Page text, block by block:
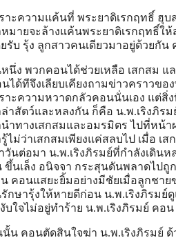
าะความแค้นที่ พระยาดิเรกฤทธิ์ ฮุ
มายจะล้างแค้นพระยาดิเรกฤทธิ์ใ
รับ รุ้ง ลูกสาวคนเดียวมาอยู่ด้วยกั
นึ่ง พวกคอนได้ช่วยเหลือ เสกสม
ได้ทีจึงเลียบเคียงถามข่าวคราวขอ
าะความหวาดกลัวคอนนั่นเอง แต่
าสัตว์และหลงกัน ก็คือ น.พ.เริงภิร
าทางเสกสมและอมรมิตร ไปที่หน้
ไม่ว่าเสกสมเพียงแค่สลบไป เมื่อ เ
วันต่อมา น.พ.เริงภิรมย์ที่กําลังเดิน
ขึ้นเล็ง อนิจจา กระสุนดันพลาดไปถู
คอนแสยะยิ้มอย่างมีชัยเมื่อลูกชาย
กษารุ้งให้หายดีก่อน น.พ.เริงภิรมย์
บใจไม่อยู่ทําร้าย น.พ.เริงภิรมย์ คอ
น คอนตัดสินใจฆ่า น.พ.เริงภิรมย์ ด้